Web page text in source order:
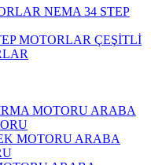
NEMA 34 STEP
ÇEŞİTLİ
ARABA
ARABA